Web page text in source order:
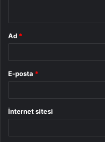
Ad *
E-posta *
İnternet sitesi